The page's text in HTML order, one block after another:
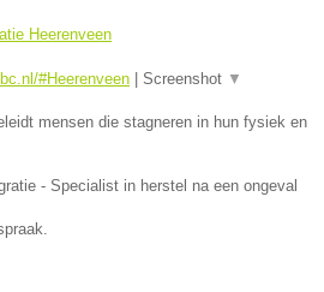
Heerenveen
#Heerenveen Screenshot ▼
mensen die stagneren in hun fysiek en
- Specialist in herstel na een ongeval